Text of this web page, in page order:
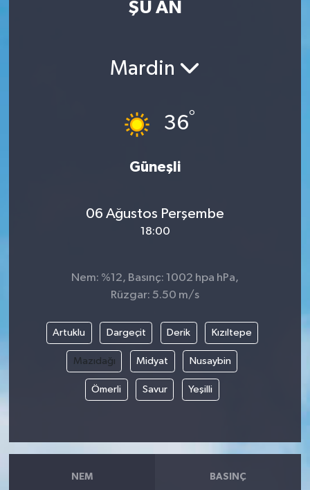
ŞU AN
Mardin
36°
Güneşli
06 Ağustos Perşembe
18:00
Nem: %12, Basınç: 1002 hpa hPa,
Rüzgar: 5.50 m/s
Artuklu Dargeçit Derik Kızıltepe
Mazıdağı Midyat Nusaybin
Ömerli Savur Yeşilli
NEM BASINÇ
Bilim, Teknoloji